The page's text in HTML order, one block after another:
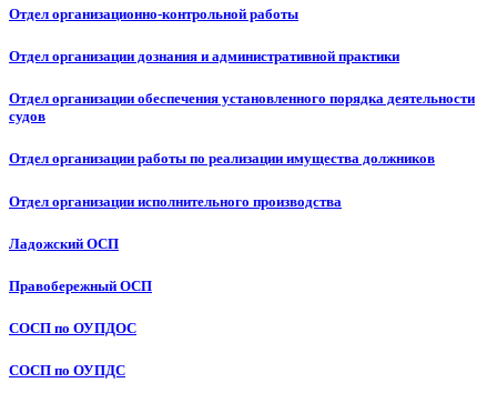
Отдел организационно-контрольной работы
Отдел организации дознания и административной практики
Отдел организации обеспечения установленного порядка деятельности
судов
Отдел организации работы по реализации имущества должников
Отдел организации исполнительного производства
Ладожский ОСП
Правобережный ОСП
СОСП по ОУПДОС
СОСП по ОУПДС